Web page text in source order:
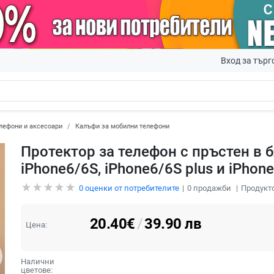
Вход за
и аксесоари Калъфи за мобилни телефони
Протектор за телефон с пръстен в
iPhone6/6S, iPhone6/6S plus и
0оценки от потребителите 0продажби
Цена: 20.40€/39.90 лв
Налични
цветове: